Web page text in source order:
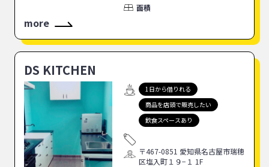
面積
more
DS KITCHEN
1日から借りれる
商品を店頭で販売したい
飲食スペースあり
〒467-0851 愛知県名古屋市瑞穂
区塩入町１９−１ 1F